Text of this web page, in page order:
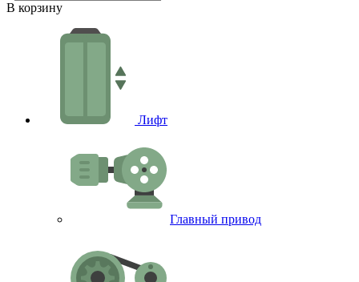
В корзину
Лифт
Главный привод